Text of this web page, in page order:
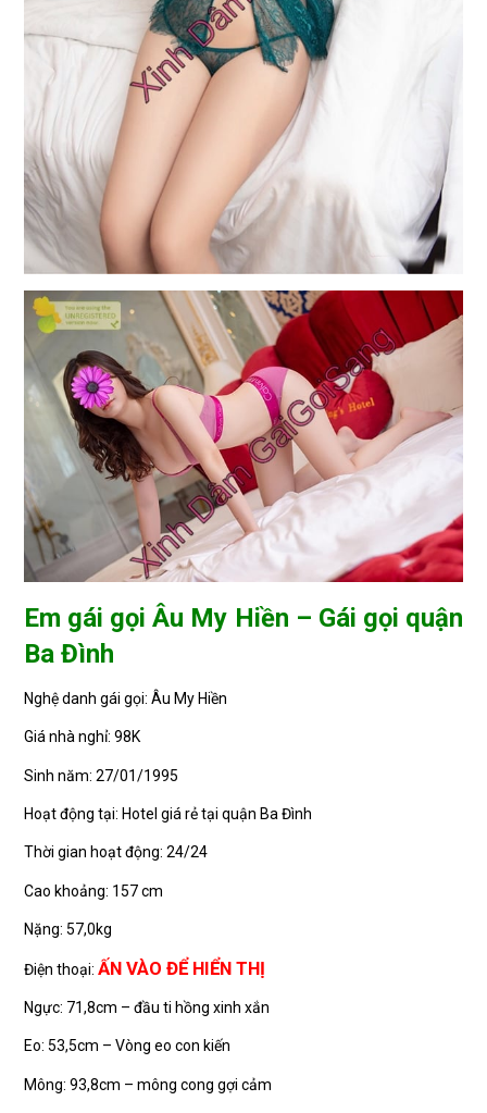
Em gái gọi Âu My Hiền – Gái gọi quận
Ba Đình
Nghệ danh gái gọi: Âu My Hiền
Giá nhà nghỉ: 98K
Sinh năm: 27/01/1995
Hoạt động tại: Hotel giá rẻ tại quận Ba Đình
Thời gian hoạt động: 24/24
Cao khoảng: 157 cm
Nặng: 57,0kg
Điện thoại:ẤN VÀO ĐỂ HIỂN THỊ
Ngực: 71,8cm – đầu ti hồng xinh xắn
Eo: 53,5cm – Vòng eo con kiến
Mông: 93,8cm – mông cong gợi cảm